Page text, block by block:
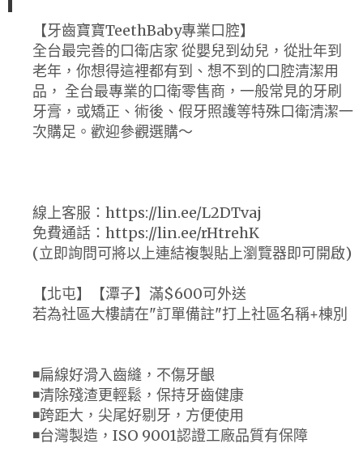
【牙齒寶寶TeethBaby專業口腔】
全台最完善的口衛店家 從嬰兒到幼兒，從壯年到
老年，你想得這裡都有到、想不到的口腔清潔用
品， 全台最專業的口衛零售商，一般常見的牙刷
牙膏，或矯正、術後、假牙照護等特殊口衛清潔一
次購足。歡迎參觀選購～
線上客服：https://lin.ee/L2DTvaj
免費通話：https://lin.ee/rHtrehK
(立即詢問可將以上連結複製貼上瀏覽器即可開啟)
【北屯】【潭子】滿$600可外送
若為社區大樓請在"訂單備註"打上社區名稱+棟別
◾️扁線好滑入齒縫，不傷牙齦
◾️清除殘渣更輕鬆，保持牙齒健康
◾️跨距大，尖尾好剔牙，方便使用
◾️台灣製造，ISO 9001認證工廠品質有保障